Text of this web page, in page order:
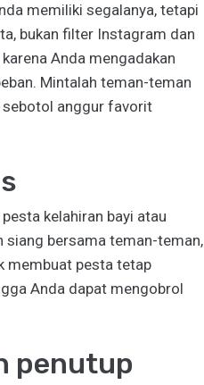
memiliki segalanya, tetapi
bukan filter Instagram dan
Anda mengadakan
Mintalah teman-teman
sebotol anggur favorit
kelahiran bayi atau
siang bersama teman-teman,
membuat pesta tetap
Anda dapat mengobrol
penutup